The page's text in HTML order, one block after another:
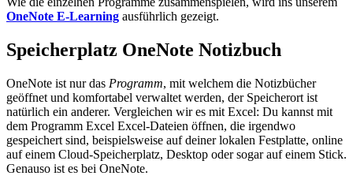
OneNote E-Learning ausführlich gezeigt.
Speicherplatz OneNote Notizbuch
OneNote ist nur das Programm, mit welchem die Notizbücher
geöffnet und komfortabel verwaltet werden, der Speicherort ist
natürlich ein anderer. Vergleichen wir es mit Excel: Du kannst mit
dem Programm Excel Excel-Dateien öffnen, die irgendwo
gespeichert sind, beispielsweise auf deiner lokalen Festplatte, online
auf einem Cloud-Speicherplatz, Desktop oder sogar auf einem Stick.
Genauso ist es bei OneNote.